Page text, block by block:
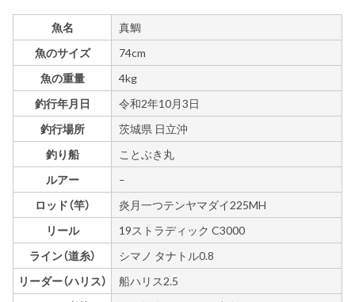
魚名
真鯛
魚のサイズ
74cm
魚の重量
4kg
釣行年月日
令和2年10月3日
釣行場所
茨城県 日立沖
釣り船
ことぶき丸
ルアー
–
ロッド（竿）
炎月一つテンヤマダイ225MH
リール
19ストラディック C3000
ライン（道糸）
シマノ タナトル0.8
リーダー（ハリス）
船ハリス2.5